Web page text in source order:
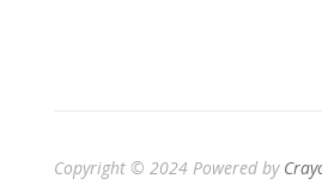
Copyright © 2024 Powered by